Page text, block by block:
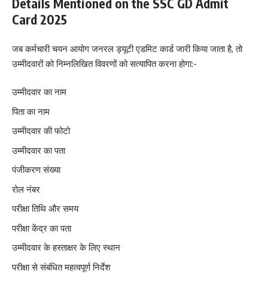
Details Mentioned on the SSC GD Admit
Card 2025
जब कर्मचारी चयन आयोग जनरल ड्यूटी एडमिट कार्ड जारी किया जाता है, तो
उम्मीदवारों को निम्नलिखित विवरणों को सत्यापित करना होगा:-
उम्मीदवार का नाम
पिता का नाम
उम्मीदवार की फोटो
उम्मीदवार का पता
पंजीकरण संख्या
रोल नंबर
परीक्षा तिथि और समय
परीक्षा केंद्र का पता
उम्मीदवार के हस्ताक्षर के लिए स्थान
परीक्षा से संबंधित महत्वपूर्ण निर्देश